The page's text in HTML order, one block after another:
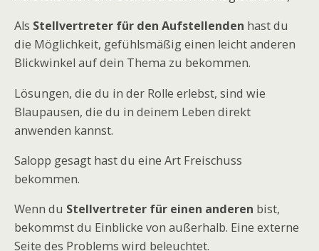
Als Stellvertreter für den Aufstellenden hast du
die Möglichkeit, gefühlsmäßig einen leicht anderen
Blickwinkel auf dein Thema zu bekommen.
Lösungen, die du in der Rolle erlebst, sind wie
Blaupausen, die du in deinem Leben direkt
anwenden kannst.
Salopp gesagt hast du eine Art Freischuss
bekommen.
Wenn du Stellvertreter für einen anderen bist,
bekommst du Einblicke von außerhalb. Eine externe
Seite des Problems wird beleuchtet.